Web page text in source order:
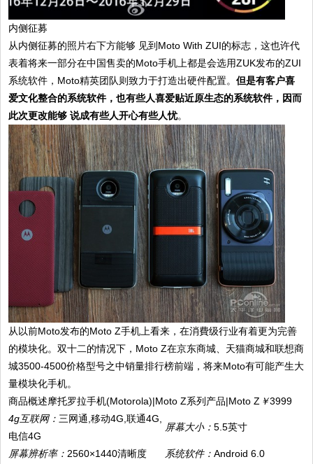
内侧征募
从内侧征募的照片右下方能够 见到Moto With ZUI的标志，这也许代
表着将来一部分在中国售卖的Moto手机上都是会选用ZUK发布的ZUI
系统软件，Moto精英团队则致力于打造出硬件配置。但是有客户喜
爱文化整合的系统软件，也有些人喜爱贴近原生态的系统软件，因而
此次更改能够 说成有些人开心有些人忧。
从以前Moto发布的Moto Z手机上看来，在消費级行业有着更为完善
的模块化。双十二的情况下，Moto Z在京东商城、天猫商城和联想商
城3500-4500价格型号之中销量排行榜前端，将来Moto有可能产生大
量模块化手机。
商品概述摩托罗拉手机(Motorola)|Moto Z系列产品|Moto Z ￥3999
4g互联网： 三网通,移动4G,联通4G,
电信4G
屏幕大小：5.5英寸
屏幕辨析率： 2560×1440清晰度 系统软件：Android 6.0